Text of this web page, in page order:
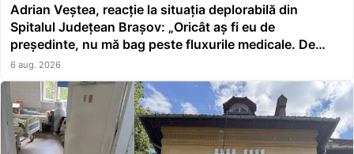
Adrian Veștea, reacție la situația deplorabilă din
Spitalul Județean Brașov: „Oricât aș fi eu de
președinte, nu mă bag peste fluxurile medicale. De
asta a făcut școală managerul”
6 aug. 2026